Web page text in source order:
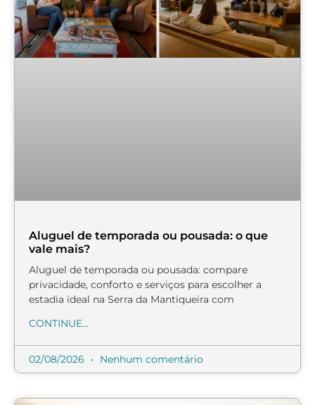
Aluguel de temporada ou pousada: o que
vale mais?
Aluguel de temporada ou pousada: compare
privacidade, conforto e serviços para escolher a
estadia ideal na Serra da Mantiqueira com
CONTINUE...
02/08/2026 Nenhum comentário